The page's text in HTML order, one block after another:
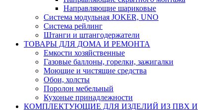
Направляющие шариковые
Система модульная JOKER, UNO
Система рейлинг
Штанги и штангодержатели
ТОВАРЫ ДЛЯ ДОМА И РЕМОНТА
Емкости хозяйственные
Газовые баллоны, горелки, зажигалки
Моющие и чистящие средства
Обои, холсты
Поролон мебельный
Кухоные принадлежности
КОМПЛЕКТУЮЩИЕ ДЛЯ ИЗДЕЛИЙ ИЗ ПВХ И